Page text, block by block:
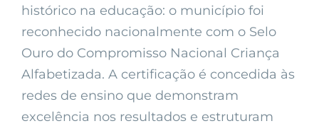
histórico na educação: o município foi
reconhecido nacionalmente com o Selo
Ouro do Compromisso Nacional Criança
Alfabetizada. A certificação é concedida às
redes de ensino que demonstram
excelência nos resultados e estruturam